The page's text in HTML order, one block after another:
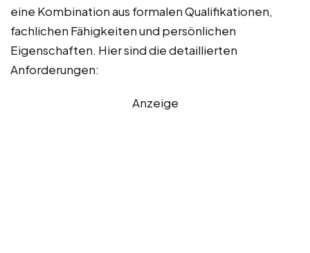
eine Kombination aus formalen Qualifikationen,
fachlichen Fähigkeiten und persönlichen
Eigenschaften. Hier sind die detaillierten
Anforderungen:
Anzeige